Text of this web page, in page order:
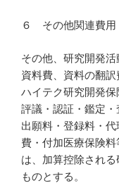
６ その他関連費用
その他、研究開発
資料費、資料の翻訳
ハイテク研究開発保
評議・認証・鑑定
出願料・登録料・
費・付加医療保険
は、加算控除され
ものとする。